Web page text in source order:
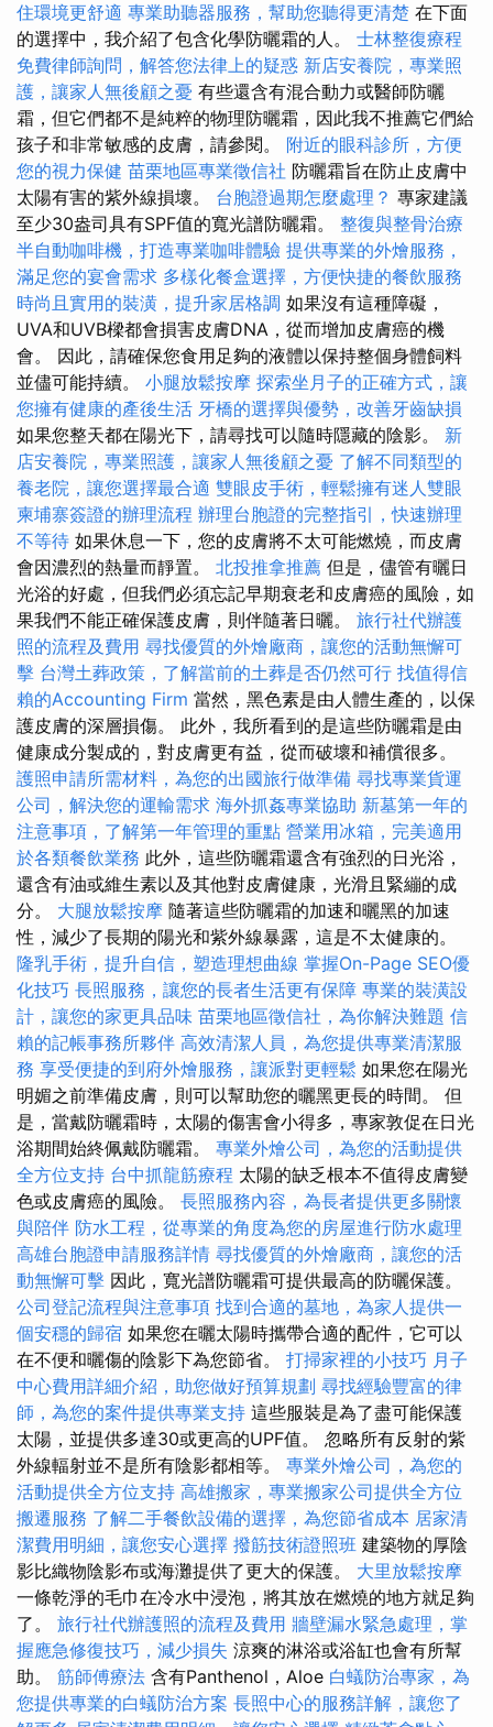
住環境更舒適 專業助聽器服務，幫助您聽得更清楚 在下面
的選擇中，我介紹了包含化學防曬霜的人。 士林整復療程
免費律師詢問，解答您法律上的疑惑 新店安養院，專業照
護，讓家人無後顧之憂 有些還含有混合動力或醫師防曬
霜，但它們都不是純粹的物理防曬霜，因此我不推薦它們給
孩子和非常敏感的皮膚，請參閱。 附近的眼科診所，方便
您的視力保健 苗栗地區專業徵信社 防曬霜旨在防止皮膚中
太陽有害的紫外線損壞。 台胞證過期怎麼處理？ 專家建議
至少30盎司具有SPF值的寬光譜防曬霜。 整復與整骨治療
半自動咖啡機，打造專業咖啡體驗 提供專業的外燴服務，
滿足您的宴會需求 多樣化餐盒選擇，方便快捷的餐飲服務
時尚且實用的裝潢，提升家居格調 如果沒有這種障礙，
UVA和UVB樑都會損害皮膚DNA，從而增加皮膚癌的機
會。 因此，請確保您食用足夠的液體以保持整個身體飼料
並儘可能持續。 小腿放鬆按摩 探索坐月子的正確方式，讓
您擁有健康的產後生活 牙橋的選擇與優勢，改善牙齒缺損
如果您整天都在陽光下，請尋找可以隨時隱藏的陰影。 新
店安養院，專業照護，讓家人無後顧之憂 了解不同類型的
養老院，讓您選擇最合適 雙眼皮手術，輕鬆擁有迷人雙眼
柬埔寨簽證的辦理流程 辦理台胞證的完整指引，快速辦理
不等待 如果休息一下，您的皮膚將不太可能燃燒，而皮膚
會因濃烈的熱量而靜置。 北投推拿推薦 但是，儘管有曬日
光浴的好處，但我們必須忘記早期衰老和皮膚癌的風險，如
果我們不能正確保護皮膚，則伴隨著日曬。 旅行社代辦護
照的流程及費用 尋找優質的外燴廠商，讓您的活動無懈可
擊 台灣土葬政策，了解當前的土葬是否仍然可行 找值得信
賴的Accounting Firm 當然，黑色素是由人體生產的，以保
護皮膚的深層損傷。 此外，我所看到的是這些防曬霜是由
健康成分製成的，對皮膚更有益，從而破壞和補償很多。
護照申請所需材料，為您的出國旅行做準備 尋找專業貨運
公司，解決您的運輸需求 海外抓姦專業協助 新墓第一年的
注意事項，了解第一年管理的重點 營業用冰箱，完美適用
於各類餐飲業務 此外，這些防曬霜還含有強烈的日光浴，
還含有油或維生素以及其他對皮膚健康，光滑且緊繃的成
分。 大腿放鬆按摩 隨著這些防曬霜的加速和曬黑的加速
性，減少了長期的陽光和紫外線暴露，這是不太健康的。
隆乳手術，提升自信，塑造理想曲線 掌握On-Page SEO優
化技巧 長照服務，讓您的長者生活更有保障 專業的裝潢設
計，讓您的家更具品味 苗栗地區徵信社，為你解決難題 信
賴的記帳事務所夥伴 高效清潔人員，為您提供專業清潔服
務 享受便捷的到府外燴服務，讓派對更輕鬆 如果您在陽光
明媚之前準備皮膚，則可以幫助您的曬黑更長的時間。 但
是，當戴防曬霜時，太陽的傷害會小得多，專家敦促在日光
浴期間始終佩戴防曬霜。 專業外燴公司，為您的活動提供
全方位支持 台中抓龍筋療程 太陽的缺乏根本不值得皮膚變
色或皮膚癌的風險。 長照服務內容，為長者提供更多關懷
與陪伴 防水工程，從專業的角度為您的房屋進行防水處理
高雄台胞證申請服務詳情 尋找優質的外燴廠商，讓您的活
動無懈可擊 因此，寬光譜防曬霜可提供最高的防曬保護。
公司登記流程與注意事項 找到合適的墓地，為家人提供一
個安穩的歸宿 如果您在曬太陽時攜帶合適的配件，它可以
在不便和曬傷的陰影下為您節省。 打掃家裡的小技巧 月子
中心費用詳細介紹，助您做好預算規劃 尋找經驗豐富的律
師，為您的案件提供專業支持 這些服裝是為了盡可能保護
太陽，並提供多達30或更高的UPF值。 忽略所有反射的紫
外線輻射並不是所有陰影都相等。 專業外燴公司，為您的
活動提供全方位支持 高雄搬家，專業搬家公司提供全方位
搬遷服務 了解二手餐飲設備的選擇，為您節省成本 居家清
潔費用明細，讓您安心選擇 撥筋技術證照班 建築物的厚陰
影比織物陰影布或海灘提供了更大的保護。 大里放鬆按摩
一條乾淨的毛巾在冷水中浸泡，將其放在燃燒的地方就足夠
了。 旅行社代辦護照的流程及費用 牆壁漏水緊急處理，掌
握應急修復技巧，減少損失 涼爽的淋浴或浴缸也會有所幫
助。 筋師傅療法 含有Panthenol，Aloe 白蟻防治專家，為
您提供專業的白蟻防治方案 長照中心的服務詳解，讓您了